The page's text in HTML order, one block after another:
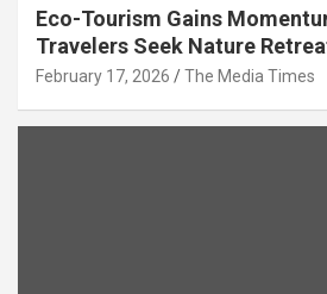
Eco-Tourism Gains
Travelers Seek Nature
February 17, 2026 The Media Times